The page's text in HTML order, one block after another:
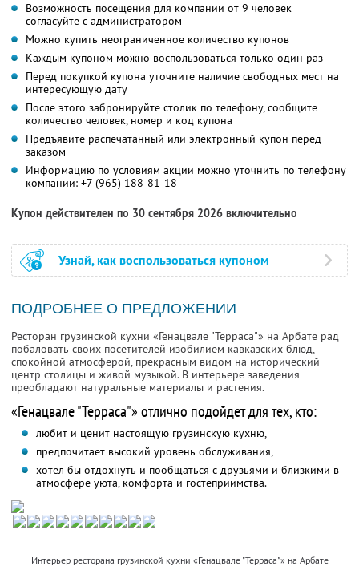
Возможность посещения для компании от 9 человек
согласуйте с администратором
Можно купить неограниченное количество купонов
Каждым купоном можно воспользоваться только один раз
Перед покупкой купона уточните наличие свободных мест на
интересующую дату
После этого забронируйте столик по телефону, сообщите
количество человек, номер и код купона
Предъявите распечатанный или электронный купон перед
заказом
Информацию по условиям акции можно уточнить по телефону
компании: +7 (965) 188-81-18
Купон действителен по 30 сентября 2026 включительно
Узнай, как воспользоваться купоном
ПОДРОБНЕЕ О ПРЕДЛОЖЕНИИ
Ресторан грузинской кухни «Генацвале "Терраса"» на Арбате рад
побаловать своих посетителей изобилием кавказских блюд,
спокойной атмосферой, прекрасным видом на исторический
центр столицы и живой музыкой. В интерьере заведения
преобладают натуральные материалы и растения.
«Генацвале "Терраса"» отлично подойдет для тех, кто:
любит и ценит настоящую грузинскую кухню,
предпочитает высокий уровень обслуживания,
хотел бы отдохнуть и пообщаться с друзьями и близкими в
атмосфере уюта, комфорта и гостеприимства.
Интерьер ресторана грузинской кухни «Генацвале "Терраса"» на Арбате